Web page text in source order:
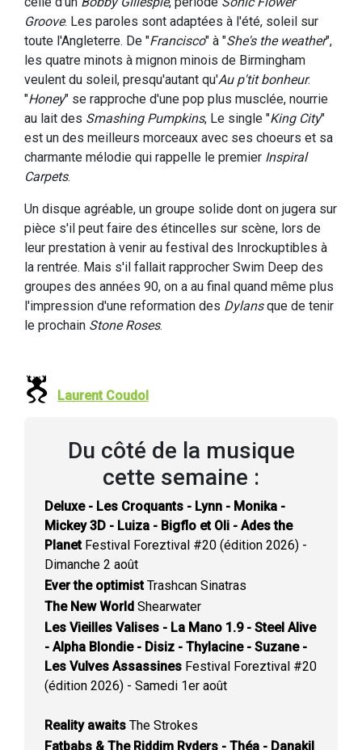
Groove. Les paroles sont adaptées à l'été, soleil sur
toute l'Angleterre. De "Francisco" à "She's the weather",
les quatre minots à mignon minois de Birmingham
veulent du soleil, presqu'autant qu'Au p'tit bonheur.
"Honey" se rapproche d'une pop plus musclée, nourrie
au lait des Smashing Pumpkins, Le single "King City"
est un des meilleurs morceaux avec ses choeurs et sa
charmante mélodie qui rappelle le premier Inspiral
Carpets.
Un disque agréable, un groupe solide dont on jugera sur
pièce s'il peut faire des étincelles sur scène, lors de
leur prestation à venir au festival des Inrockuptibles à
la rentrée. Mais s'il fallait rapprocher Swim Deep des
groupes des années 90, on a au final quand même plus
l'impression d'une reformation des Dylansque de tenir
le prochain Stone Roses.
Laurent Coudol
Du côté de la musique
cette semaine :
Deluxe - Les Croquants - Lynn - Monika -
Mickey 3D - Luiza - Bigflo et Oli - Ades the
PlanetFestival Foreztival #20 (édition 2026) -
Dimanche 2 août
Ever the optimistTrashcan Sinatras
The New World Shearwater
Les Vieilles Valises - La Mano 1.9 - Steel Alive
- Alpha Blondie - Disiz - Thylacine - Suzane -
Les Vulves Assassines Festival Foreztival #20
(édition 2026) - Samedi 1er août
Reality awaits The Strokes
Fatbabs & The Riddim Ryders - Théa - Danakil